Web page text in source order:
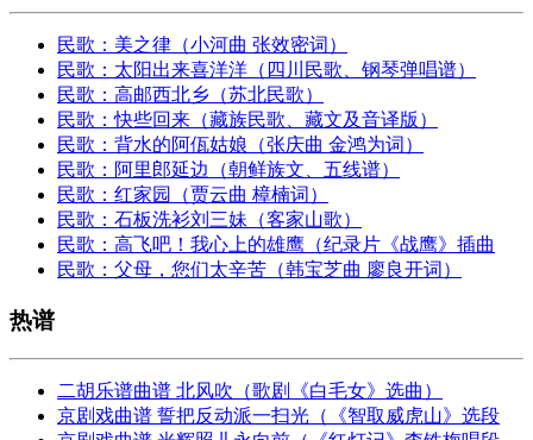
民歌：美之律（小河曲 张效密词）
民歌：太阳出来喜洋洋（四川民歌、钢琴弹唱谱）
民歌：高邮西北乡（苏北民歌）
民歌：快些回来（藏族民歌、藏文及音译版）
民歌：背水的阿佤姑娘（张庆曲 金鸿为词）
民歌：阿里郎延边（朝鲜族文、五线谱）
民歌：红家园（贾云曲 樟楠词）
民歌：石板洗衫刘三妹（客家山歌）
民歌：高飞吧！我心上的雄鹰（纪录片《战鹰》插曲
民歌：父母，您们太辛苦（韩宝芝曲 廖良开词）
热谱
二胡乐谱曲谱 北风吹（歌剧《白毛女》选曲）
京剧戏曲谱 誓把反动派一扫光（《智取威虎山》选段